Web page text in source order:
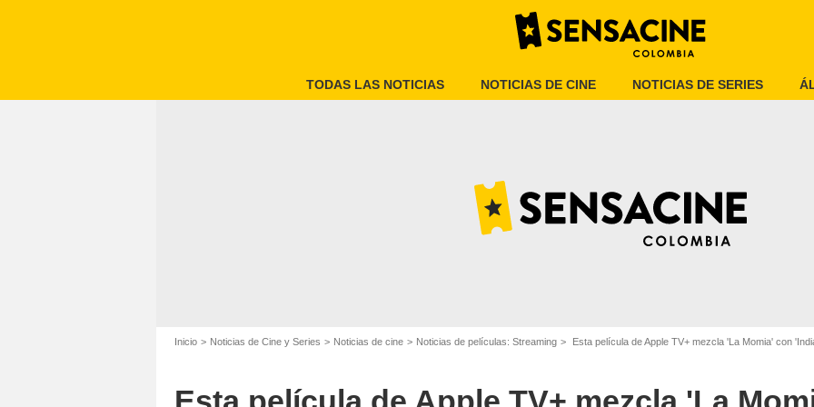
TODAS LAS NOTICIAS NOTICIAS DE CINE NOTICIAS DE SERIES
Inicio Noticias de Cine y Series Noticias de cine Noticias de películas: Streaming Esta película de Apple TV+ mezcla 'La Momia' con